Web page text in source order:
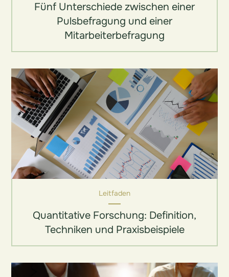
Fünf Unterschiede zwischen einer
Pulsbefragung und einer
Mitarbeiterbefragung
Leitfaden
Quantitative Forschung: Definition,
Techniken und Praxisbeispiele